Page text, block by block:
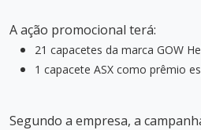
A ação promocional terá:
21 capacetes da marca GOW
1 capacete ASX como prêmio
Segundo a empresa, a